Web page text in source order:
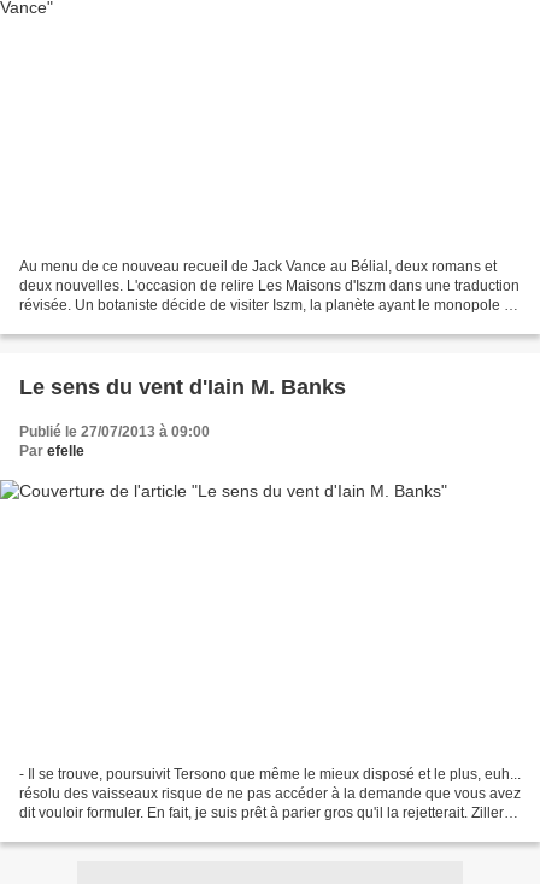
Au menu de ce nouveau recueil de Jack Vance au Bélial, deux romans et
deux nouvelles. L'occasion de relire Les Maisons d'Iszm dans une traduction
révisée. Un botaniste décide de visiter Iszm, la planète ayant le monopole de
Le sens du vent d'Iain M. Banks
Publié le 27/07/2013 à 09:00
Par efelle
- Il se trouve, poursuivit Tersono que même le mieux disposé et le plus, euh...
résolu des vaisseaux risque de ne pas accéder à la demande que vous avez
dit vouloir formuler. En fait, je suis prêt à parier gros qu'il la rejetterait. Ziller